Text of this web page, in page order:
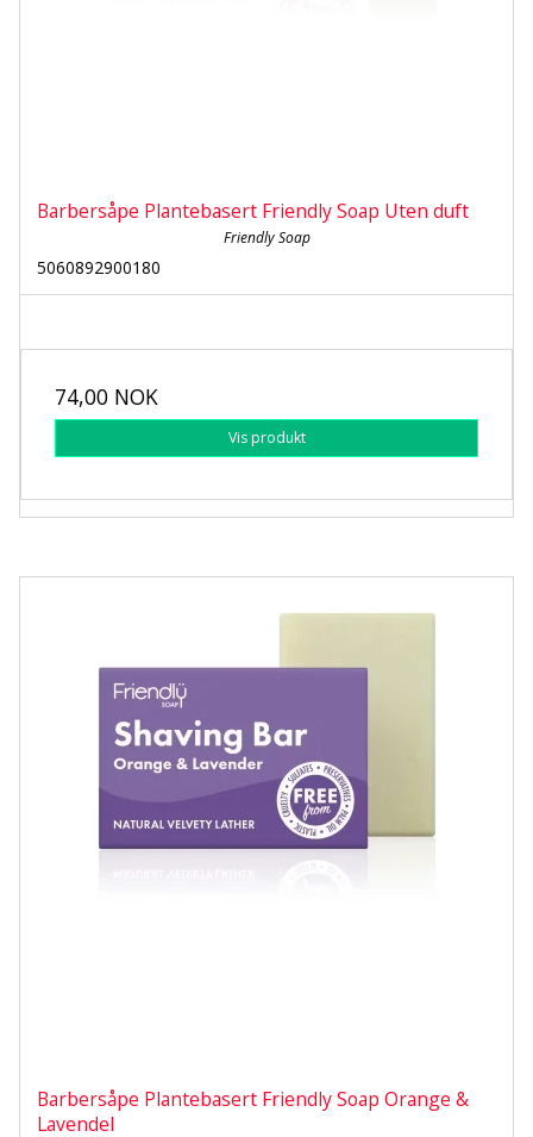
Barbersåpe Plantebasert Friendly Soap Uten duft
Friendly Soap
5060892900180
74,00 NOK
Vis produkt
Barbersåpe Plantebasert Friendly Soap Orange &
Lavendel